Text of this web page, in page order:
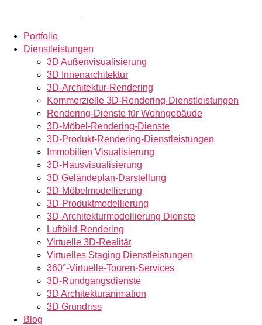
Portfolio
Dienstleistungen
3D Außenvisualisierung
3D Innenarchitektur
3D-Architektur-Rendering
Kommerzielle 3D-Rendering-Dienstleistungen
Rendering-Dienste für Wohngebäude
3D-Möbel-Rendering-Dienste
3D-Produkt-Rendering-Dienstleistungen
Immobilien Visualisierung
3D-Hausvisualisierung
3D Geländeplan-Darstellung
3D-Möbelmodellierung
3D-Produktmodellierung
3D-Architekturmodellierung Dienste
Luftbild-Rendering
Virtuelle 3D-Realität
Virtuelles Staging Dienstleistungen
360°-Virtuelle-Touren-Services
3D-Rundgangsdienste
3D Architekturanimation
3D Grundriss
Blog